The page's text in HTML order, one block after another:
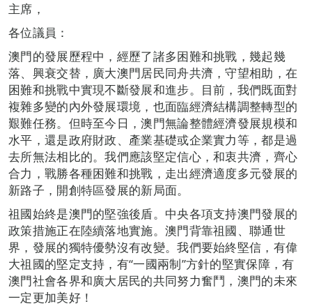
主席，
各位議員：
澳門的發展歷程中，經歷了諸多困難和挑戰，幾起幾
落、興衰交替，廣大澳門居民同舟共濟，守望相助，在
困難和挑戰中實現不斷發展和進步。目前，我們既面對
複雜多變的內外發展環境，也面臨經濟結構調整轉型的
艱難任務。但時至今日，澳門無論整體經濟發展規模和
水平，還是政府財政、產業基礎或企業實力等，都是過
去所無法相比的。我們應該堅定信心，和衷共濟，齊心
合力，戰勝各種困難和挑戰，走出經濟適度多元發展的
新路子，開創特區發展的新局面。
祖國始終是澳門的堅強後盾。中央各項支持澳門發展的
政策措施正在陸續落地實施。澳門背靠祖國、聯通世
界，發展的獨特優勢沒有改變。我們要始終堅信，有偉
大祖國的堅定支持，有“一國兩制”方針的堅實保障，有
澳門社會各界和廣大居民的共同努力奮鬥，澳門的未來
一定更加美好！